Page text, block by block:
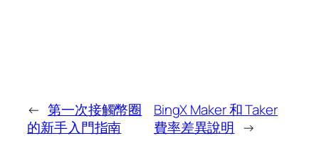
← 第一次接觸幣圈
的新手入門指南
BingX Maker 和 Taker
費率差異說明 →